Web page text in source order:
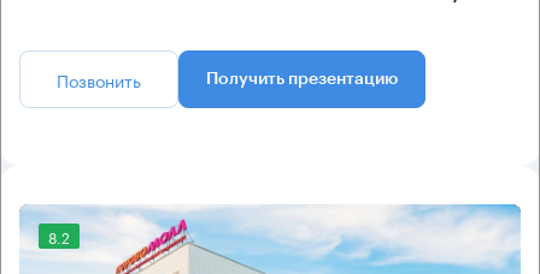
Позвонить Получить презентацию
8.2